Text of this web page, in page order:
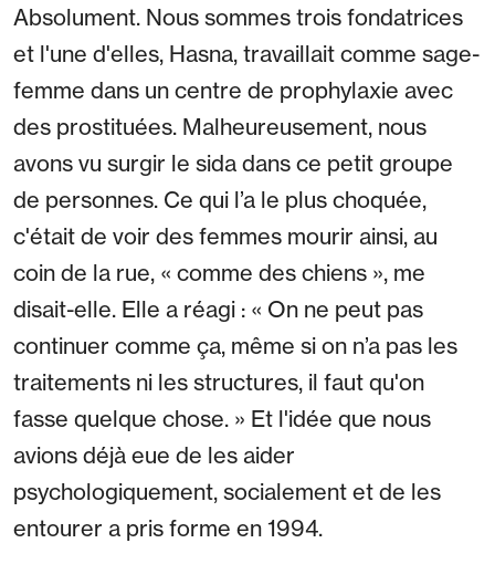
Absolument. Nous sommes trois fondatrices
et l'une d'elles, Hasna, travaillait comme sage-
femme dans un centre de prophylaxie avec
des prostituées. Malheureusement, nous
avons vu surgir le sida dans ce petit groupe
de personnes. Ce qui l’a le plus choquée,
c'était de voir des femmes mourir ainsi, au
coin de la rue, « comme des chiens », me
disait-elle. Elle a réagi : « On ne peut pas
continuer comme ça, même si on n’a pas les
traitements ni les structures, il faut qu'on
fasse quelque chose. » Et l'idée que nous
avions déjà eue de les aider
psychologiquement, socialement et de les
entourer a pris forme en 1994.